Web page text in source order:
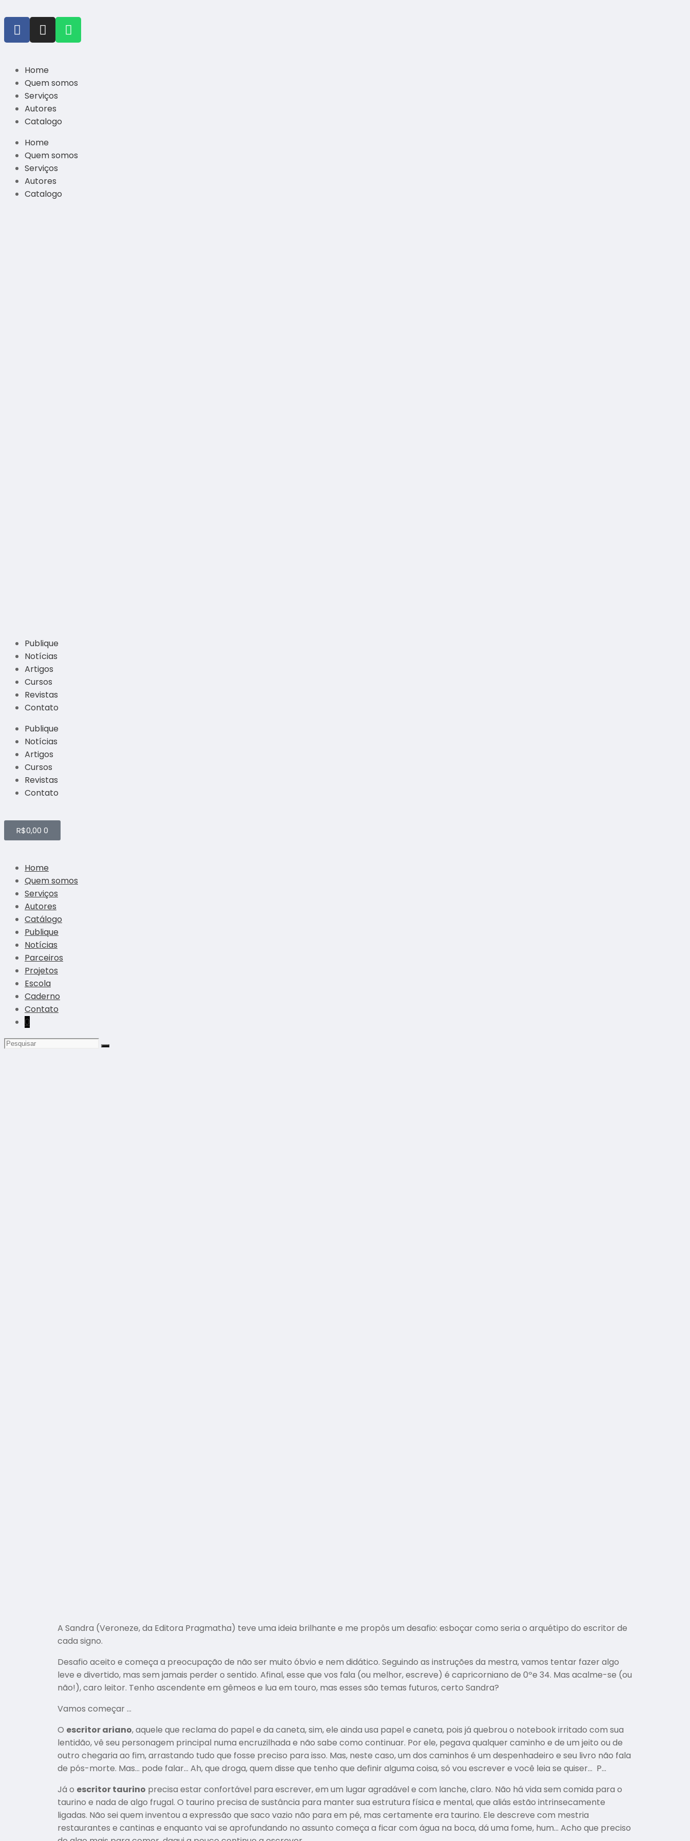
Home
Quem somos
Serviços
Autores
Catalogo
Home
Quem somos
Serviços
Autores
Catalogo
Publique
Notícias
Artigos
Cursos
Revistas
Contato
Publique
Notícias
Artigos
Cursos
Revistas
Contato
R$0,00 0
Home
Quem somos
Serviços
Autores
Catálogo
Publique
Notícias
Parceiros
Projetos
Escola
Caderno
Contato
0
A Sandra (Veroneze, da Editora Pragmatha) teve uma ideia brilhante e me propôs um desafio: esboçar como seria o arquétipo do escritor de
cada signo.
Desafio aceito e começa a preocupação de não ser muito óbvio e nem didático. Seguindo as instruções da mestra, vamos tentar fazer algo
leve e divertido, mas sem jamais perder o sentido. Afinal, esse que vos fala (ou melhor, escreve) é capricorniano de 0ºe 34. Mas acalme-se (ou
não!), caro leitor. Tenho ascendente em gêmeos e lua em touro, mas esses são temas futuros, certo Sandra?
Vamos começar …
O escritor ariano, aquele que reclama do papel e da caneta, sim, ele ainda usa papel e caneta, pois já quebrou o notebook irritado com sua
lentidão, vê seu personagem principal numa encruzilhada e não sabe como continuar. Por ele, pegava qualquer caminho e de um jeito ou de
outro chegaria ao fim, arrastando tudo que fosse preciso para isso. Mas, neste caso, um dos caminhos é um despenhadeiro e seu livro não fala
de pós-morte. Mas… pode falar… Ah, que droga, quem disse que tenho que definir alguma coisa, só vou escrever e você leia se quiser… P…
Já o escritor taurino precisa estar confortável para escrever, em um lugar agradável e com lanche, claro. Não há vida sem comida para o
taurino e nada de algo frugal. O taurino precisa de sustância para manter sua estrutura física e mental, que aliás estão intrinsecamente
ligadas. Não sei quem inventou a expressão que saco vazio não para em pé, mas certamente era taurino. Ele descreve com mestria
restaurantes e cantinas e enquanto vai se aprofundando no assunto começa a ficar com água na boca, dá uma fome, hum… Acho que preciso